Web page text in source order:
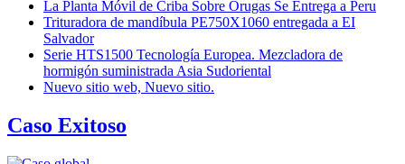
La Planta Móvil de Criba Sobre Orugas Se Entrega a Peru
Trituradora de mandíbula PE750X1060 entregada a EI
Salvador
Serie HTS1500 Tecnología Europea. Mezcladora de
hormigón suministrada Asia Sudoriental
Nuevo sitio web, Nuevo sitio.
Caso Exitoso